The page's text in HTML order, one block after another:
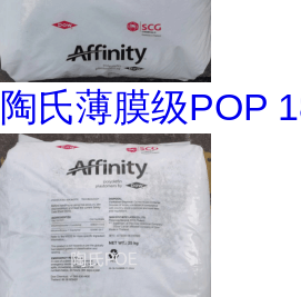
陶氏薄膜级POP